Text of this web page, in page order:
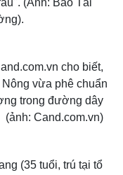
(Ảnh: Báo Tài
cho biết,
vừa phê chuẩn
trong đường dây
(ảnh: Cand.com.vn)
(35 tuổi, trú tại tổ